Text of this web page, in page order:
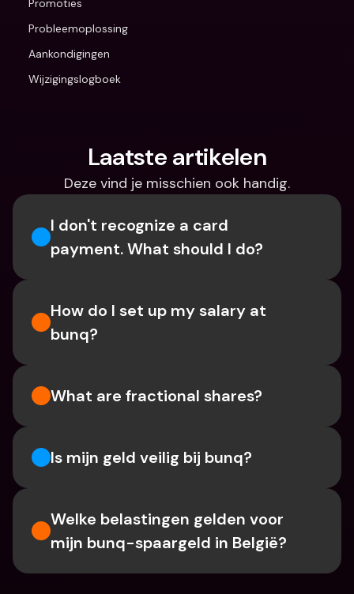
Promoties
Probleemoplossing
Aankondigingen
Wijzigingslogboek
Laatste artikelen
Deze vind je misschien ook handig.
I don't recognize a card
payment. What should I do?
How do I set up my salary at
bunq?
What are fractional shares?
Is mijn geld veilig bij bunq?
Welke belastingen gelden voor
mijn bunq-spaargeld in België?